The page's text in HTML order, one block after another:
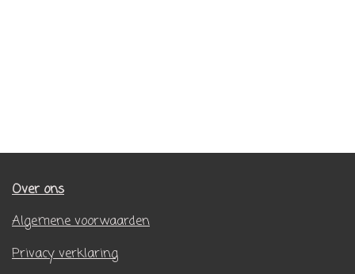
Over ons
Algemene voorwaarden
Privacy verklaring